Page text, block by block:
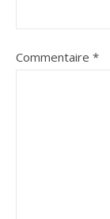
Commentaire *